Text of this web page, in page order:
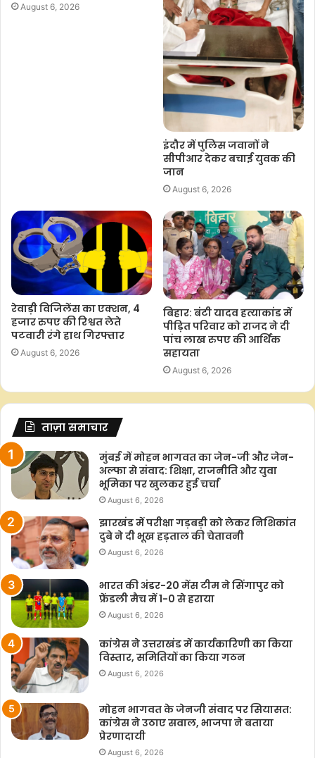
August 6, 2026
इंदौर में पुलिस जवानों ने
सीपीआर देकर बचाई युवक की
जान
August 6, 2026
रेवाड़ी विजिलेंस का एक्शन, 4
हजार रुपए की रिश्वत लेते
पटवारी रंगे हाथ गिरफ्तार
August 6, 2026
बिहार: बंटी यादव हत्याकांड में
पीड़ित परिवार को राजद ने दी
पांच लाख रुपए की आर्थिक
सहायता
August 6, 2026
ताज़ा समाचार
मुंबई में मोहन भागवत का जेन-जी और जेन-
अल्फा से संवाद: शिक्षा, राजनीति और युवा
भूमिका पर खुलकर हुई चर्चा
August 6, 2026
झारखंड में परीक्षा गड़बड़ी को लेकर निशिकांत
दुबे ने दी भूख हड़ताल की चेतावनी
August 6, 2026
भारत की अंडर-20 मेंस टीम ने सिंगापुर को
फ्रेंडली मैच में 1-0 से हराया
August 6, 2026
कांग्रेस ने उत्तराखंड में कार्यकारिणी का किया
विस्तार, समितियों का किया गठन
August 6, 2026
मोहन भागवत के जेनजी संवाद पर सियासत:
कांग्रेस ने उठाए सवाल, भाजपा ने बताया
प्रेरणादायी
August 6, 2026